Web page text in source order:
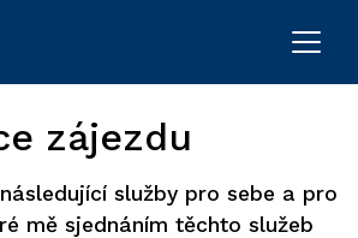
zájezdu
služby pro sebe a pro
mě sjednáním těchto služeb